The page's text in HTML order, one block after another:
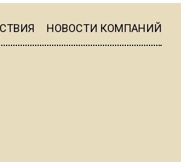
Telegram после обвинений
НОВОСТИ КОМПАНИЙ